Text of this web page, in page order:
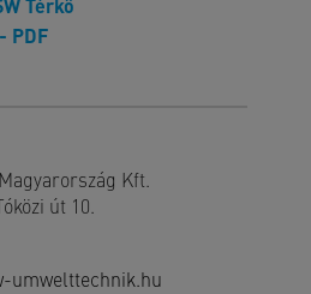
Térkő
PDF
Kft.
út 10.
umwelttechnik.hu